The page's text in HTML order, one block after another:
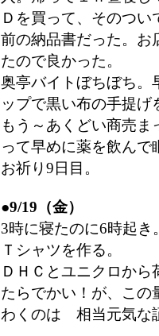
Ｄを買って、そのつ
前の納品書だった。お
たので良かった。
奥亭バイトぼちぼち。
ップで黒い布の手提げ
もう～あくどい商売
って早めに薬を飲んで
お祈り9日目。
●9/19（金）
3時に寝たのに6時起
Ｔシャツを作る。
ＤＨＣとユニクロか
たらでかい！が、こ
わくのは 相当元気な